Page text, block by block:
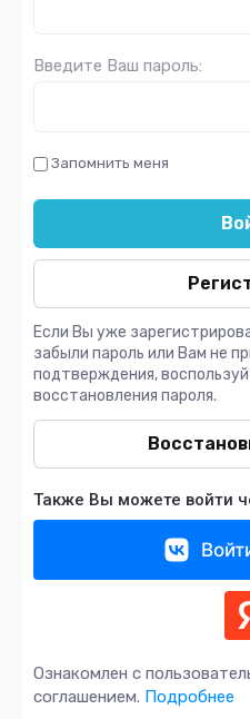
Введите Ваш пароль:
Запомнить меня
Если Вы уже
забыли пароль или Вам не
подтверждения,
восстановления пароля.
Также Вы можете войти
Ознакомлен с
соглашением. Подробнее